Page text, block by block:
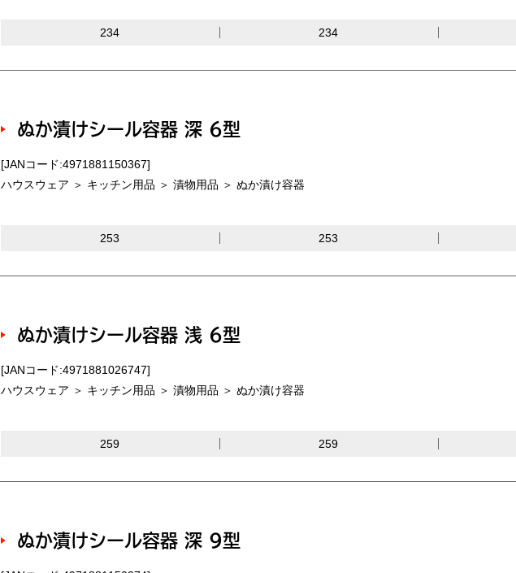
234 234
ぬか漬けシール容器 深 6型
[JANコード:4971881150367]
ハウスウェア ＞ キッチン用品 ＞ 漬物用品 ＞ ぬか漬け容器
253 253
ぬか漬けシール容器 浅 6型
[JANコード:4971881026747]
ハウスウェア ＞ キッチン用品 ＞ 漬物用品 ＞ ぬか漬け容器
259 259
ぬか漬けシール容器 深 9型